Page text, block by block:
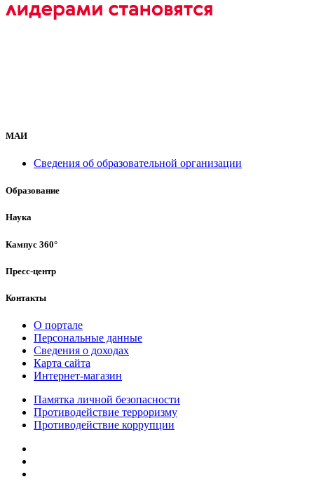
МАИ
Сведения об образовательной организации
Образование
Наука
Кампус 360°
Пресс-центр
Контакты
О портале
Персональные данные
Сведения о доходах
Карта сайта
Интернет-магазин
Памятка личной безопасности
Противодействие терроризму
Противодействие коррупции